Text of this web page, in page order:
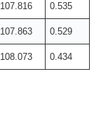
107.816 0.535
107.863 0.529
108.073 0.434